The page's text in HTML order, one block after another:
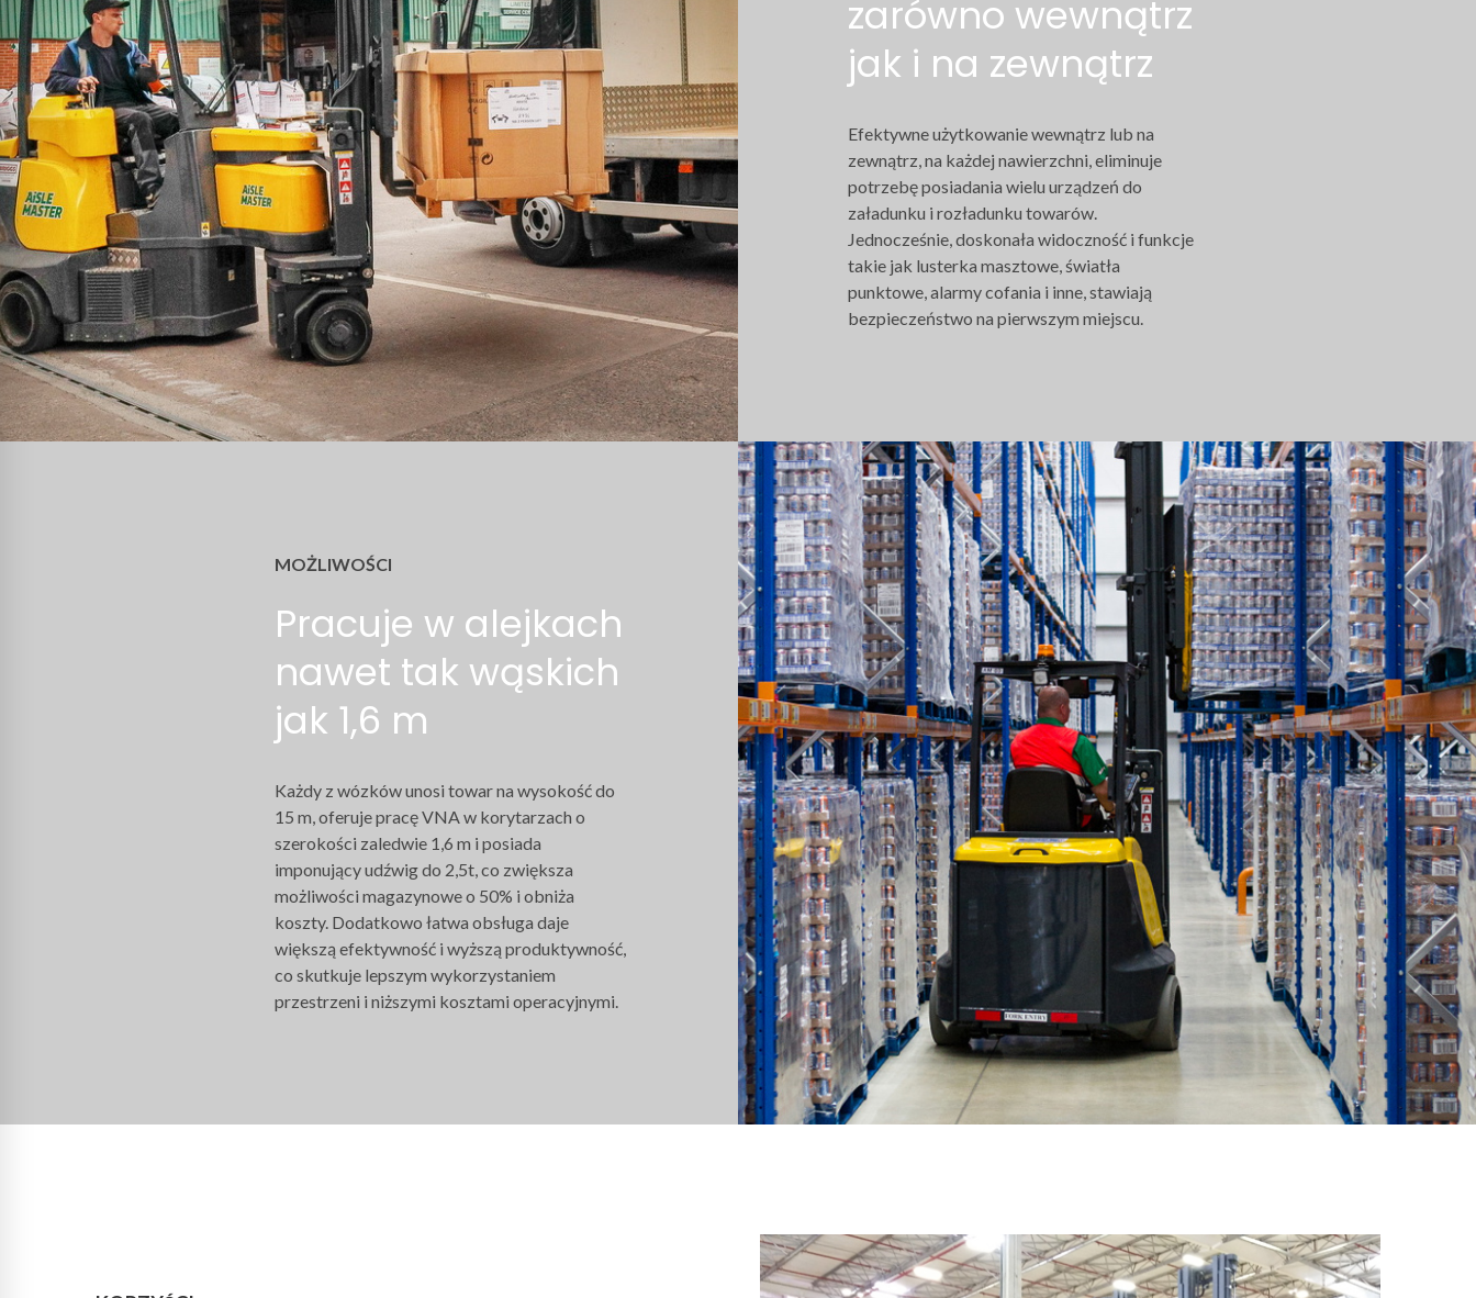
zarówno wewnątrz
jak i na zewnątrz
Efektywne użytkowanie wewnątrz lub na
zewnątrz, na każdej nawierzchni, eliminuje
potrzebę posiadania wielu urządzeń do
załadunku i rozładunku towarów.
Jednocześnie, doskonała widoczność i funkcje
takie jak lusterka masztowe, światła
punktowe, alarmy cofania i inne, stawiają
bezpieczeństwo na pierwszym miejscu.
MOŻLIWOŚCI
Pracuje w alejkach
nawet tak wąskich
jak 1,6 m
Każdy z wózków unosi towar na wysokość do
15 m, oferuje pracę VNA w korytarzach o
szerokości zaledwie 1,6 m i posiada
imponujący udźwig do 2,5t, co zwiększa
możliwości magazynowe o 50% i obniża
koszty. Dodatkowo łatwa obsługa daje
większą efektywność i wyższą produktywność,
co skutkuje lepszym wykorzystaniem
przestrzeni i niższymi kosztami operacyjnymi.